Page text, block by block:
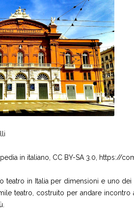
in italiano, CC BY-SA 3.0, https://
teatro in Italia per dimensioni e uno
teatro, costruito per andare